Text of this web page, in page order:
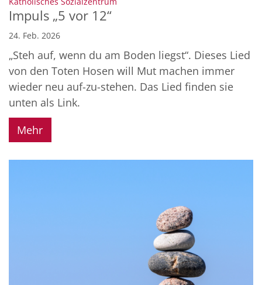
Impuls „5 vor 12“
24. Feb. 2026
„Steh auf, wenn du am Boden liegst“. Dieses Lied
von den Toten Hosen will Mut machen immer
wieder neu auf-zu-stehen. Das Lied finden sie
unten als Link.
Mehr